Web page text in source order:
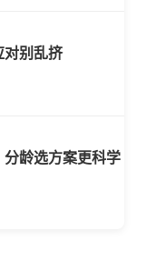
对别乱挤
龄选方案更科学